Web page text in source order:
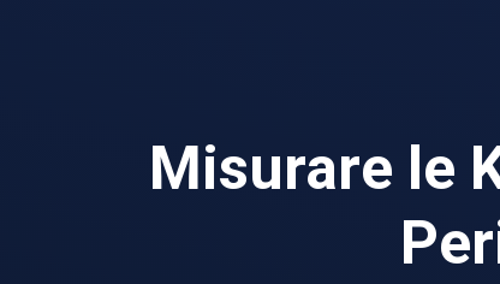
Misurare le